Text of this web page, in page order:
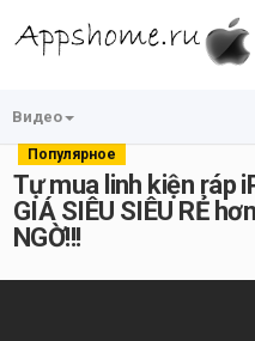
Видео
Популярное
Tự mua linh kiện ráp
GIÁ SIÊU SIÊU RẺ
NGỜ!!!